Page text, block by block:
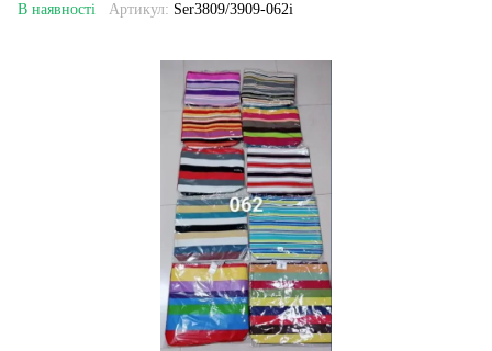
В наявності Артикул: Ser3809/3909-062i